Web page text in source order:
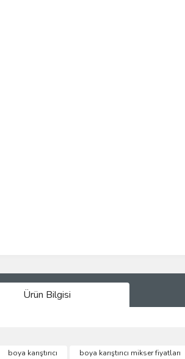
Ürün Bilgisi
önerileriniz için teşekkür ederiz.
boya karıştırıcı boya karıştırıcı mikser fiyatları